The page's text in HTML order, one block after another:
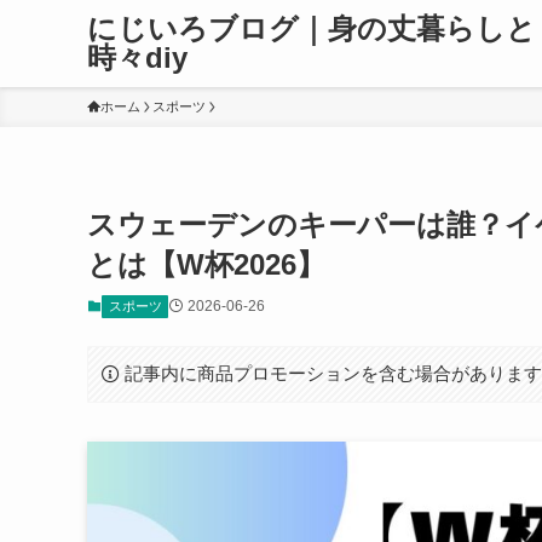
にじいろブログ｜身の丈暮らしと
時々diy
ホーム スポーツ
スウェーデンのキーパーは誰？
とは【W杯2026】
スポーツ 2026-06-26
記事内に商品プロモーションを含む場合がありま